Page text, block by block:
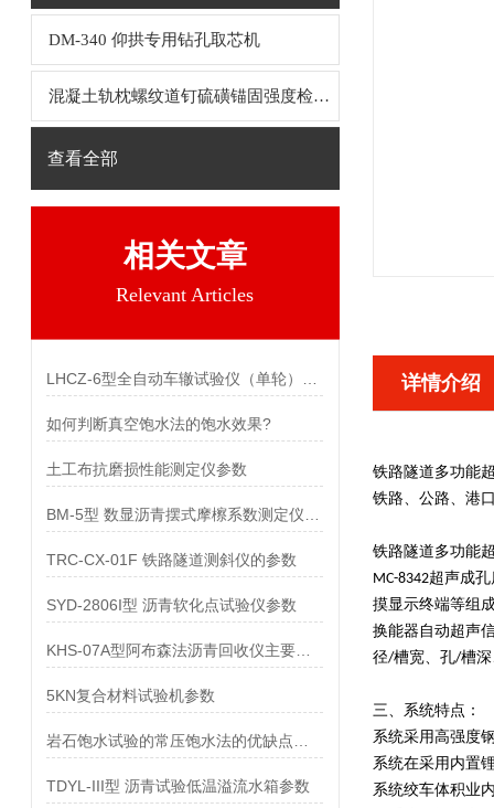
DM-340 仰拱专用钻孔取芯机
混凝土轨枕螺纹道钉硫磺锚固强度检测器
查看全部
相关文章
Relevant Articles
如何判断真空饱水法的饱水效果?
土工布抗磨损性能测定仪参数
TRC-CX-01F 铁路隧道测斜仪的参数
SYD-2806I型 沥青软化点试验仪参数
5KN复合材料试验机参数
TDYL-III型 沥青试验低温溢流水箱参数
详情介绍
铁路隧道多功能
铁路、公路、港
铁路隧道多功能
MC-8342超声成
摸显示终端等组
换能器自动超声
径/槽宽、孔/槽
三、系统特点：
系统采用高强度
系统在采用内置
系统绞车体积业